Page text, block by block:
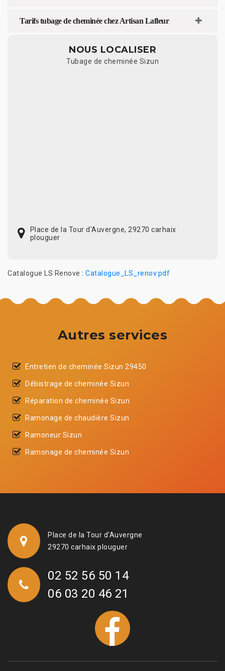
Tarifs tubage de cheminée chez Artisan Lafleur
NOUS LOCALISER
Tubage de cheminée Sizun
Place de la Tour d'Auvergne, 29270 carhaix
plouguer
Catalogue LS Renove : Catalogue_LS_renov.pdf
Autres services
Entretien de cheminée Sizun 29450
Débistrage de cheminée Sizun
Réparation de cheminée Sizun
Ramonage de chaudière Sizun
Ramoneur Sizun
Ramonage de cheminée Sizun
Place de la Tour d'Auvergne
29270 carhaix plouguer
02 52 56 50 14
06 03 20 46 21